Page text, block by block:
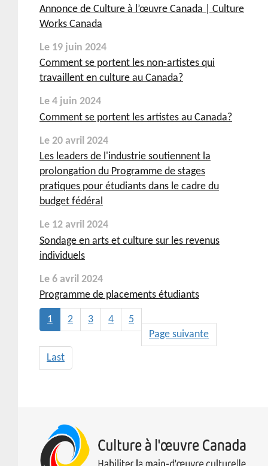
Annonce de Culture à l’œuvre Canada | Culture
Works Canada
Le 19 juin 2024
Comment se portent les non-artistes qui
travaillent en culture au Canada?
Le 4 juin 2024
Comment se portent les artistes au Canada?
Le 20 avril 2024
Les leaders de l'industrie soutiennent la
prolongation du Programme de stages
pratiques pour étudiants dans le cadre du
budget fédéral
Le 12 avril 2024
Sondage en arts et culture sur les revenus
individuels
Le 6 avril 2024
Programme de placements étudiants
Pagination
Page
courante
1 Page
2 Page
3 Page
4 Page
5
Next
page
Page suivante
Last
page
Last